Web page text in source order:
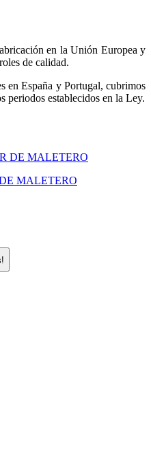
en la Unión Europea y
de calidad.
en España y Portugal, cubrimos
periodos establecidos en la Ley.
MALETERO